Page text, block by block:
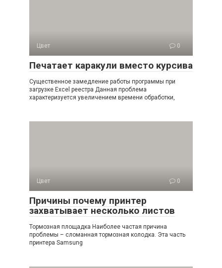
Цвет 0
Печатает каракули вместо курсива
Существенное замедление работы программы при
загрузке Excel реестра Данная проблема
характеризуется увеличением времени обработки,
Цвет 0
Причины почему принтер
захватывает несколько листов
Тормозная площадка Наиболее частая причина
проблемы – сломанная тормозная колодка. Эта часть
принтера Samsung